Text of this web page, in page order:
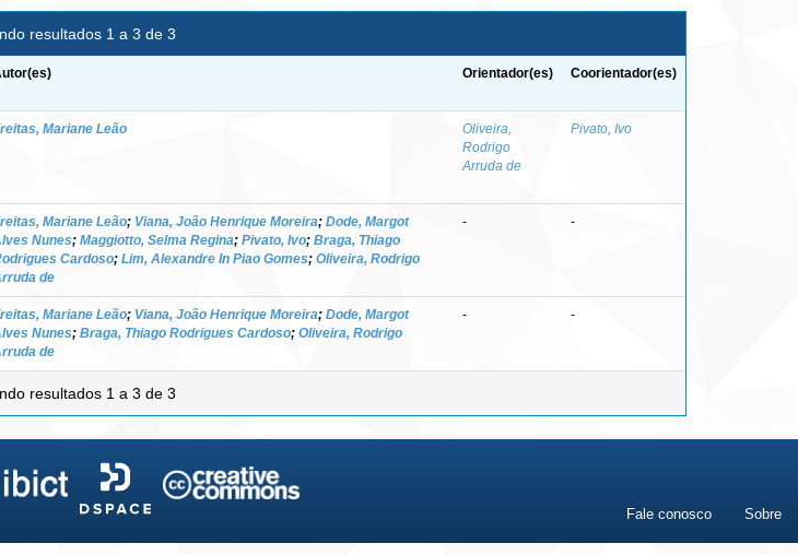
resultados 1 a 3 de 3
Orientador(es) Coorientador(es)
Mariane Leão
Oliveira,
Rodrigo
Arruda de
Pivato, Ivo
Mariane Leão; Viana, João Henrique Moreira; Dode, Margot
Nunes; Maggiotto, Selma Regina; Pivato, Ivo; Braga, Thiago
Cardoso; Lim, Alexandre In Piao Gomes; Oliveira, Rodrigo
de
- -
Mariane Leão; Viana, João Henrique Moreira; Dode, Margot
Nunes; Braga, Thiago Rodrigues Cardoso; Oliveira, Rodrigo
de
- -
resultados 1 a 3 de 3
Fale conosco Sobre